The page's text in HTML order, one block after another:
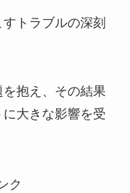
トラブルの深刻
抱え、その結果
大きな影響を受
ク